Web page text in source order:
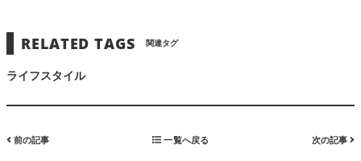
RELATED TAGS 関連タグ
ライフスタイル
前の記事 一覧へ戻る 次の記事